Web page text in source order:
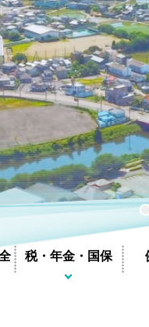
税・年金・国保